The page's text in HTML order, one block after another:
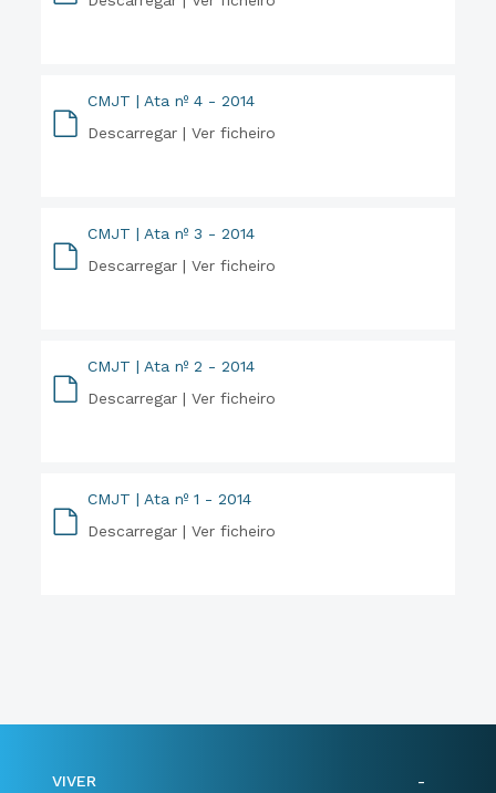
CMJT | Ata nº 4 - 2014
Descarregar |Ver ficheiro
CMJT | Ata nº 3 - 2014
Descarregar |Ver ficheiro
CMJT | Ata nº 2 - 2014
Descarregar |Ver ficheiro
CMJT | Ata nº 1 - 2014
Descarregar |Ver ficheiro
VIVER